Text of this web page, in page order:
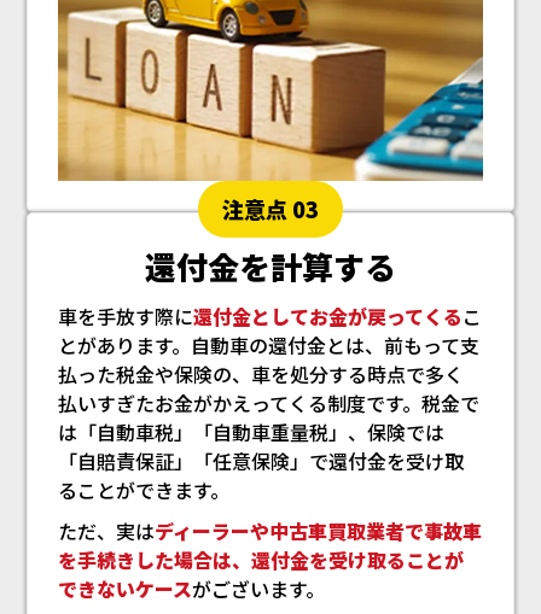
注意点 03
還付金を計算する
車を手放す際に還付金としてお金が戻ってくるこ
とがあります。自動車の還付金とは、前もって支
払った税金や保険の、車を処分する時点で多く
払いすぎたお金がかえってくる制度です。税金で
は「自動車税」「自動車重量税」、保険では
「自賠責保証」「任意保険」で還付金を受け取
ることができます。
ただ、実はディーラーや中古車買取業者で事故車
を手続きした場合は、還付金を受け取ることが
できないケースがございます。